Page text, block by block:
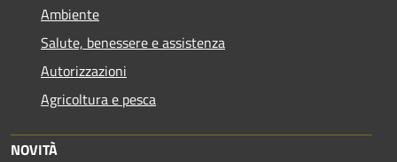
Ambiente
Salute, benessere e assistenza
Autorizzazioni
Agricoltura e pesca
NOVITÀ